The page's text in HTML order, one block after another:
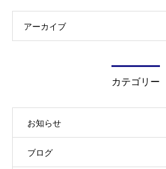
アーカイブ
カテゴリー
お知らせ
ブログ